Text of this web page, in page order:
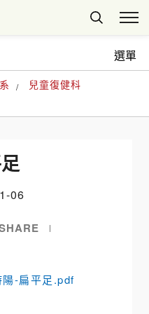
兒童復健科
選單
06
-扁平足.pdf